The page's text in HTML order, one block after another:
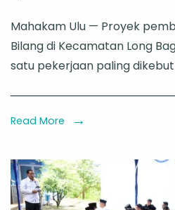
Mahakam Ulu — Proyek
Bilang di Kecamatan Long
satu pekerjaan paling
Read More